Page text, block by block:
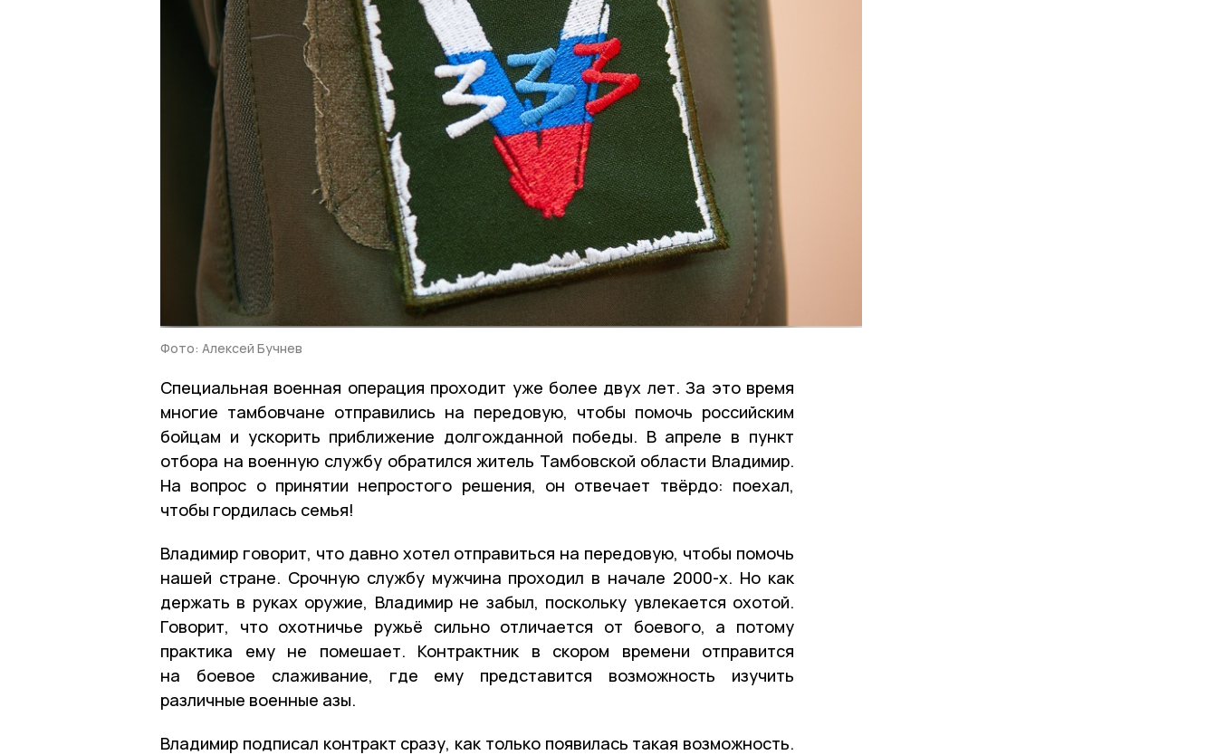
Фото: Алексей Бучнев
Специальная военная операция проходит уже более двух лет. За это время
многие тамбовчане отправились на передовую, чтобы помочь российским
бойцам и ускорить приближение долгожданной победы. В апреле в пункт
отбора на военную службу обратился житель Тамбовской области Владимир.
На вопрос о принятии непростого решения, он отвечает твёрдо: поехал,
чтобы гордилась семья!
Владимир говорит, что давно хотел отправиться на передовую, чтобы помочь
нашей стране. Срочную службу мужчина проходил в начале 2000-х. Но как
держать в руках оружие, Владимир не забыл, поскольку увлекается охотой.
Говорит, что охотничье ружьё сильно отличается от боевого, а потому
практика ему не помешает. Контрактник в скором времени отправится
на боевое слаживание, где ему представится возможность изучить
различные военные азы.
Владимир подписал контракт сразу, как только появилась такая возможность.